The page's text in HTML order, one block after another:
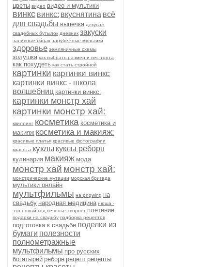
цветы видео видео и мультики
винкс винкс: вкуснятина всё
для свадьбы выпечка декупаж
свадебных бутылок дневник закуски
заливные яйцах зарубежные мультики
здоровье земляничные схемы
золушка как выбрать размер и вес торта
как похудеть как стать стройной
картинки картинки винкс
картинки винкс - школа
волшебниц картинки винкс:
картинки монстр хай
картинки монстр хай:
квиллинг косметика косметика и
макияж косметика и макияж:
красивые платья красивые фотографии
красота куклы куклы реборн
кулинария макияж мода
монстр хай монстр хай:
монстрические мутации морская бригада
мультики онлайн
мультфильмы на pngwing на
свадьбу народная медицина нюша -
это новый год печенье хворост плетение
подарки на свадьбу подборка рецептов
подготовка к свадьбе поделки из
бумаги полезности
полнометражные
мультфильмы про русских
богатырей реборн рецепт рецепты